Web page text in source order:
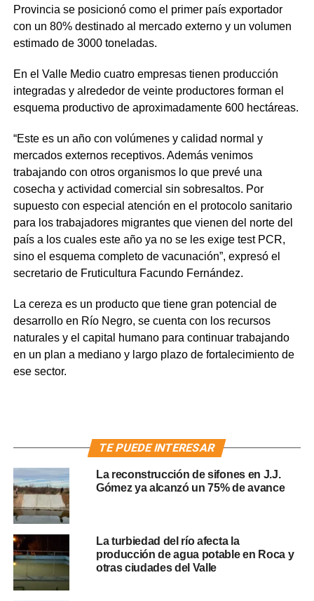
Provincia se posicionó como el primer país exportador
con un 80% destinado al mercado externo y un volumen
estimado de 3000 toneladas.
En el Valle Medio cuatro empresas tienen producción
integradas y alrededor de veinte productores forman el
esquema productivo de aproximadamente 600 hectáreas.
“Este es un año con volúmenes y calidad normal y
mercados externos receptivos. Además venimos
trabajando con otros organismos lo que prevé una
cosecha y actividad comercial sin sobresaltos. Por
supuesto con especial atención en el protocolo sanitario
para los trabajadores migrantes que vienen del norte del
país a los cuales este año ya no se les exige test PCR,
sino el esquema completo de vacunación”, expresó el
secretario de Fruticultura Facundo Fernández.
La cereza es un producto que tiene gran potencial de
desarrollo en Río Negro, se cuenta con los recursos
naturales y el capital humano para continuar trabajando
en un plan a mediano y largo plazo de fortalecimiento de
ese sector.
TE PUEDE INTERESAR
La reconstrucción de sifones en J.J.
Gómez ya alcanzó un 75% de avance
La turbiedad del río afecta la
producción de agua potable en Roca y
otras ciudades del Valle